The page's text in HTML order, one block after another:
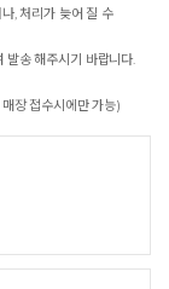
, 처리가 늦어 질 수
발송 해주시기 바랍니다.
장 접수시에만 가능)